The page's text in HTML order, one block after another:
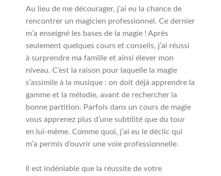
Au lieu de me décourager, j’ai eu la chance de
rencontrer un magicien professionnel. Ce dernier
m’a enseigné les bases de la magie ! Après
seulement quelques cours et conseils, j’ai réussi
à surprendre ma famille et ainsi élever mon
niveau. C’est la raison pour laquelle la magie
s’assimile à la musique : on doit déjà apprendre la
gamme et la mélodie, avant de rechercher la
bonne partition. Parfois dans un cours de magie
vous apprenez plus d’une subtilité que du tour
en lui-même. Comme quoi, j’ai eu le déclic qui
m’a permis d’ouvrir une voie professionnelle.
Il est indéniable que la réussite de votre